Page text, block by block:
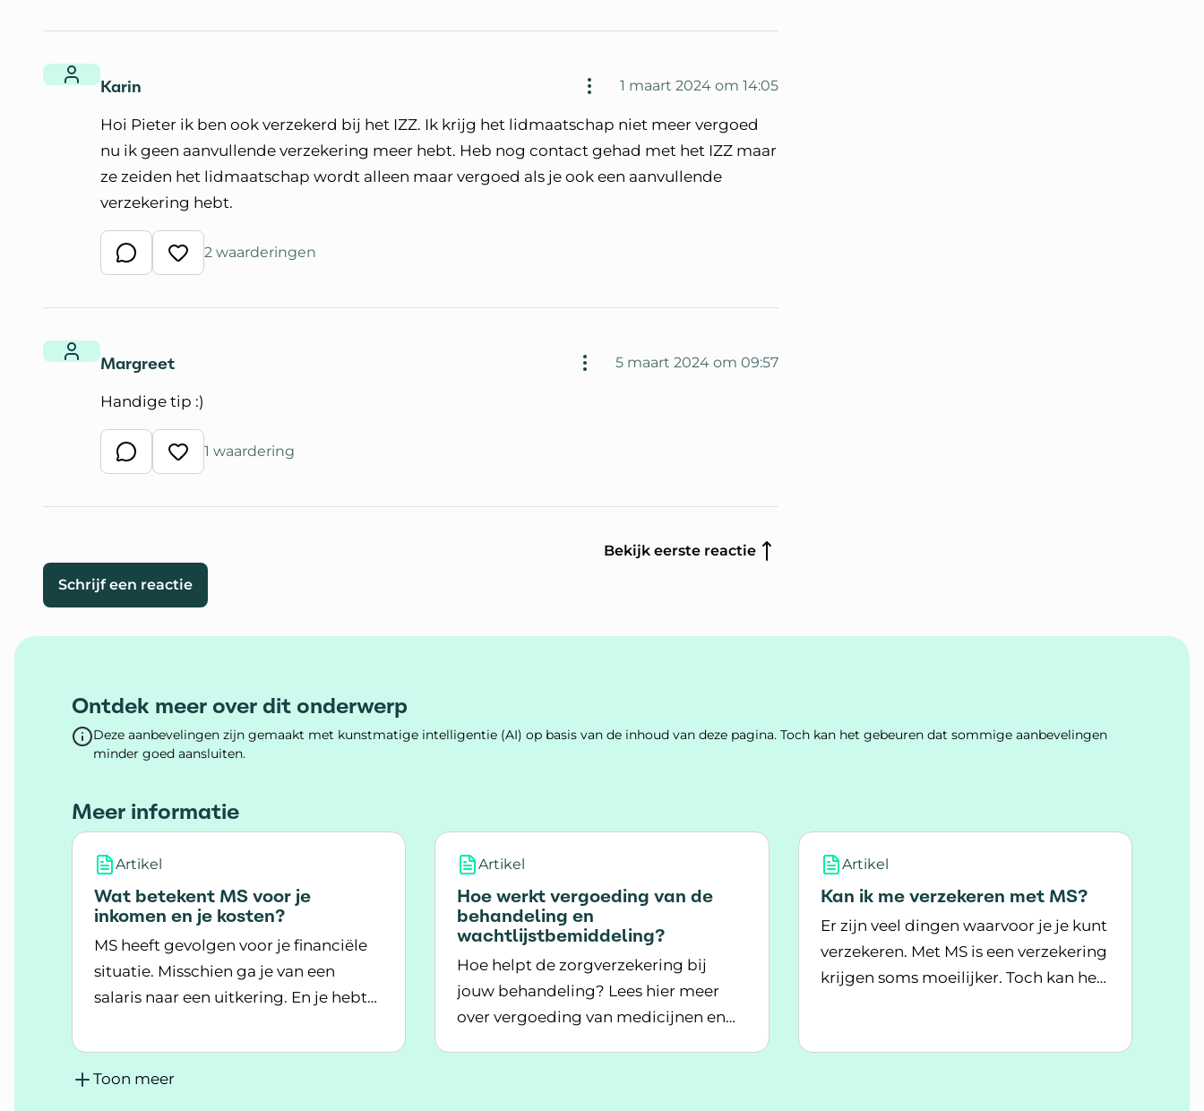
Karin 1 maart 2024 om 14:05
Hoi Pieter ik ben ook verzekerd bij het IZZ. Ik krijg het lidmaatschap niet meer vergoed
nu ik geen aanvullende verzekering meer hebt. Heb nog contact gehad met het IZZ maar
ze zeiden het lidmaatschap wordt alleen maar vergoed als je ook een aanvullende
verzekering hebt.
Schrijf een reactie
Waardeer reactie
2 waarderingen
Margreet 5 maart 2024 om 09:57
Handige tip :)
Schrijf een reactie
Waardeer reactie
1 waardering
Bekijk eerste reactie
Schrijf een reactie
Ontdek meer over dit onderwerp
Deze aanbevelingen zijn gemaakt met kunstmatige intelligentie (AI) op basis van de inhoud van deze pagina. Toch kan het gebeuren dat sommige aanbevelingen
minder goed aansluiten.
Meer informatie
Artikel
Wat betekent MS voor je
inkomen en je kosten?
MS heeft gevolgen voor je financiële
situatie. Misschien ga je van een
salaris naar een uitkering. En je hebt
behandeling.
Lees meer over Wat betekent MS voor je inkomen en je kosten?
Artikel
Hoe werkt vergoeding van de
behandeling en
wachtlijstbemiddeling?
Hoe helpt de zorgverzekering bij
jouw behandeling? Lees hier meer
over vergoeding van medicijnen en
Lees meer over Hoe werkt vergoeding van de behandeling en wachtlijstbemiddeling?
Artikel
Kan ik me verzekeren met MS?
Er zijn veel dingen waarvoor je je kunt
verzekeren. Met MS is een verzekering
krijgen soms moeilijker. Toch kan het
Toon meer